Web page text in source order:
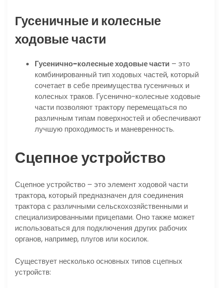
Гусеничные и колесные
ходовые части
Гусенично-колесные ходовые части – это
комбинированный тип ходовых частей, который
сочетает в себе преимущества гусеничных и
колесных траков. Гусенично-колесные ходовые
части позволяют трактору перемещаться по
различным типам поверхностей и обеспечивают
лучшую проходимость и маневренность.
Сцепное устройство
Сцепное устройство – это элемент ходовой части
трактора, который предназначен для соединения
трактора с различными сельскохозяйственными и
специализированными прицепами. Оно также может
использоваться для подключения других рабочих
органов, например, плугов или косилок.
Существует несколько основных типов сцепных
устройств: